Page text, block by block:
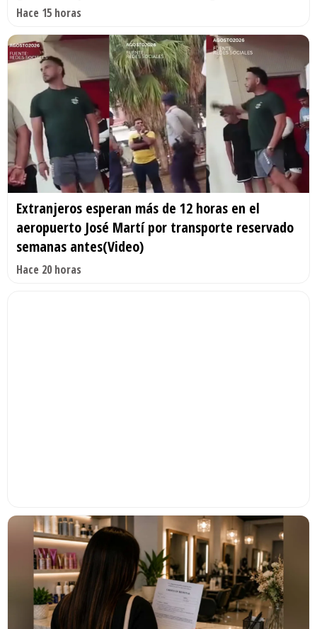
Hace 15 horas
Extranjeros esperan más de 12 horas en el
aeropuerto José Martí por transporte reservado
semanas antes(Video)
Hace 20 horas